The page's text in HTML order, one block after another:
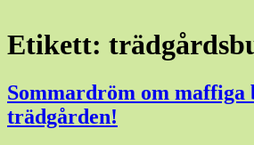
Etikett:
Sommardröm om
trädgården!